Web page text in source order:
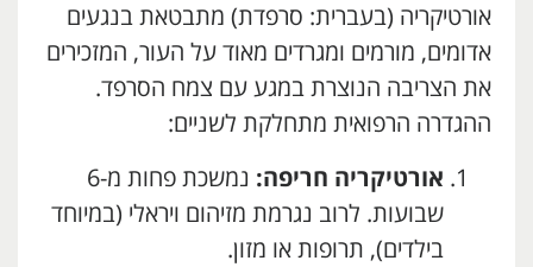
אורטיקריה (בעברית: סרפדת) מתבטאת בנגעים
אדומים, מורמים ומגרדים מאוד על העור, המזכירים
את הצריבה הנוצרת במגע עם צמח הסרפד.
ההגדרה הרפואית מתחלקת לשניים:
אורטיקריה חריפה:
נמשכת פחות מ-6
שבועות. לרוב נגרמת מזיהום ויראלי (במיוחד
בילדים), תרופות או מזון.